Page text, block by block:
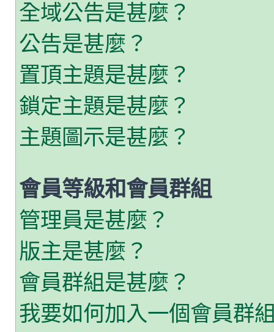
全域公告是甚麼？
公告是甚麼？
置頂主題是甚麼？
鎖定主題是甚麼？
主題圖示是甚麼？
會員等級和會員群組
管理員是甚麼？
版主是甚麼？
會員群組是甚麼？
我要如何加入一個會員群